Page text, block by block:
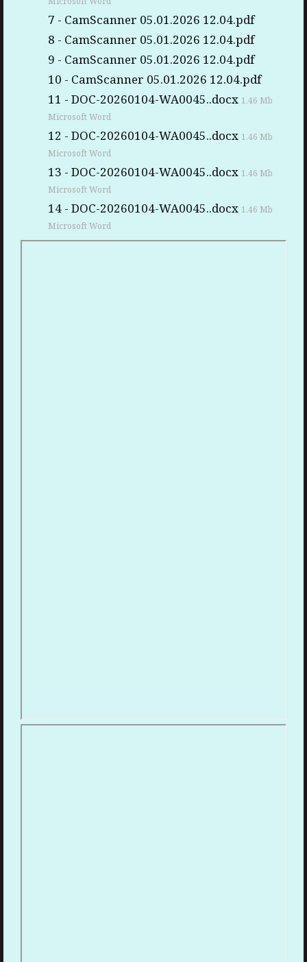
7 - CamScanner 05.01.2026 12.04.pdf
8 - CamScanner 05.01.2026 12.04.pdf
9 - CamScanner 05.01.2026 12.04.pdf
10 - CamScanner 05.01.2026 12.04.pdf
11 - DOC-20260104-WA0045..docx 1.46 Mb
Microsoft Word
12 - DOC-20260104-WA0045..docx 1.46 Mb
Microsoft Word
13 - DOC-20260104-WA0045..docx 1.46 Mb
Microsoft Word
14 - DOC-20260104-WA0045..docx 1.46 Mb
Microsoft Word